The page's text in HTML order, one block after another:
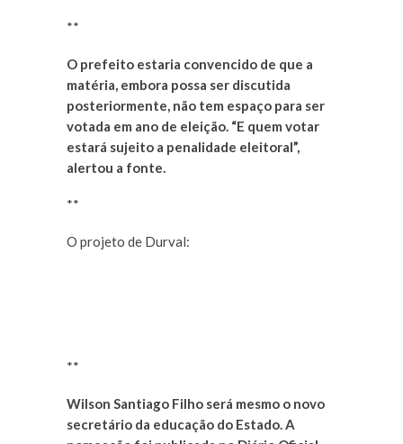
**
O prefeito estaria convencido de que a
matéria, embora possa ser discutida
posteriormente, não tem espaço para ser
votada em ano de eleição. “E quem votar
estará sujeito a penalidade eleitoral”,
alertou a fonte.
**
O projeto de Durval:
**
Wilson Santiago Filho será mesmo o novo
secretário da educação do Estado. A